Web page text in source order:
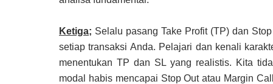
Ketiga; Selalu pasang Take Profit (TP) dan
setiap transaksi Anda. Pelajari dan kenali
menentukan TP dan SL yang realistis. Kita
modal habis mencapai Stop Out atau Margin